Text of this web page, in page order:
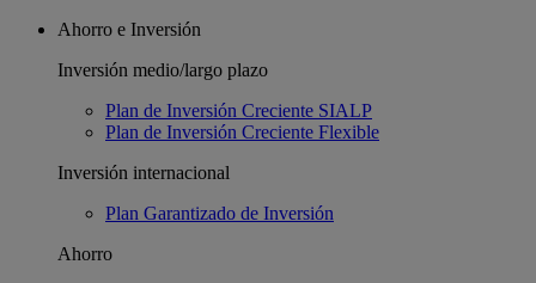
Ahorro e Inversión
Inversión medio/largo plazo
Plan de Inversión Creciente SIALP
Plan de Inversión Creciente Flexible
Inversión internacional
Plan Garantizado de Inversión
Ahorro